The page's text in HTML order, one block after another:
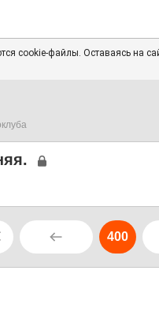
cookie-файлы. Оставаясь на
400